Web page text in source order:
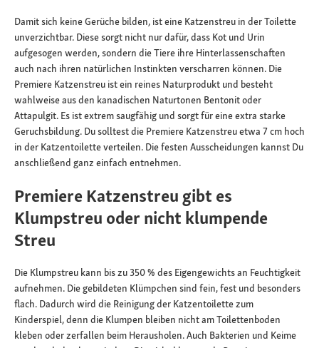
Damit sich keine Gerüche bilden, ist eine Katzenstreu in der Toilette
unverzichtbar. Diese sorgt nicht nur dafür, dass Kot und Urin
aufgesogen werden, sondern die Tiere ihre Hinterlassenschaften
auch nach ihren natürlichen Instinkten verscharren können. Die
Premiere Katzenstreu ist ein reines Naturprodukt und besteht
wahlweise aus den kanadischen Naturtonen Bentonit oder
Attapulgit. Es ist extrem saugfähig und sorgt für eine extra starke
Geruchsbildung. Du solltest die Premiere Katzenstreu etwa 7 cm hoch
in der Katzentoilette verteilen. Die festen Ausscheidungen kannst Du
anschließend ganz einfach entnehmen.
Premiere Katzenstreu gibt es
Klumpstreu oder nicht klumpende
Streu
Die Klumpstreu kann bis zu 350 % des Eigengewichts an Feuchtigkeit
aufnehmen. Die gebildeten Klümpchen sind fein, fest und besonders
flach. Dadurch wird die Reinigung der Katzentoilette zum
Kinderspiel, denn die Klumpen bleiben nicht am Toilettenboden
kleben oder zerfallen beim Herausholen. Auch Bakterien und Keime